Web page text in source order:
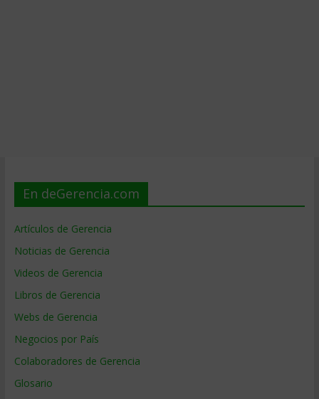
En deGerencia.com
Artículos de Gerencia
Noticias de Gerencia
Videos de Gerencia
Libros de Gerencia
Webs de Gerencia
Negocios por País
Colaboradores de Gerencia
Glosario